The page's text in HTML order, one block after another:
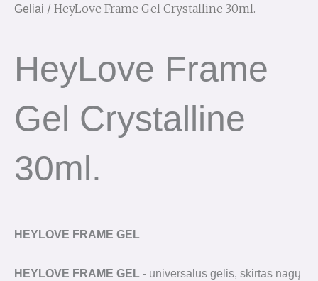
Geliai / HeyLove Frame Gel Crystalline 30ml.
HeyLove Frame
Gel Crystalline
30ml.
HEYLOVE FRAME GEL
HEYLOVE FRAME GEL - universalus gelis, skirtas nagų